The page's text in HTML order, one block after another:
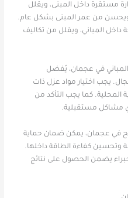
مستقرة داخل المبنى، ويقلل
ويحسن من عمر المبنى بشكل عام.
داخل المباني، ويقلل من تكاليف
في عجمان، يُفضل
يجب اختيار مواد عزل ذات
المحلية. كما يجب التأكد من
مشاكل مستقبلية.
في عجمان، يمكن ضمان حماية
وتحسين كفاءة الطاقة داخلها.
يضمن الحصول على نتائج